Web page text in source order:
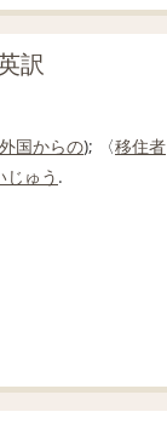
訳
外国からの); 〈移住者
じゅう .